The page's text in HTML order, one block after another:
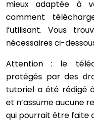
mieux adaptée à
comment
l’utilisant. Vous
nécessaires ci-
Attention : le
protégés par des
tutoriel a été rédigé
et n’assume aucune
qui pourrait être faite